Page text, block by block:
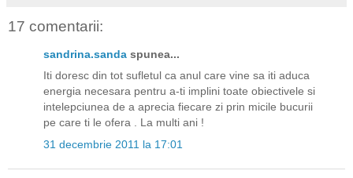
17 comentarii:
sandrina.sanda spunea...
Iti doresc din tot sufletul ca anul care vine sa iti aduca
energia necesara pentru a-ti implini toate obiectivele si
intelepciunea de a aprecia fiecare zi prin micile bucurii
pe care ti le ofera . La multi ani !
31 decembrie 2011 la 17:01